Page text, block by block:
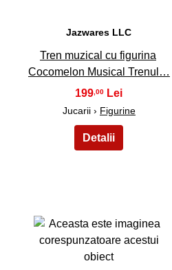
Jazwares LLC
Tren muzical cu figurina
Cocomelon Musical Trenul…
199 ,00
Jucarii › Figurine